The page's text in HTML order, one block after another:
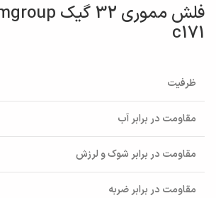
c171
ظرفیت
مقاومت در برابر آب
مقاومت در برابر شوک و لرزش
مقاومت در برابر ضربه